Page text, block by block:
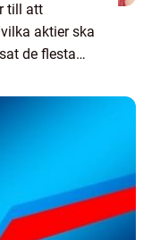
till att
aktier ska
de flesta